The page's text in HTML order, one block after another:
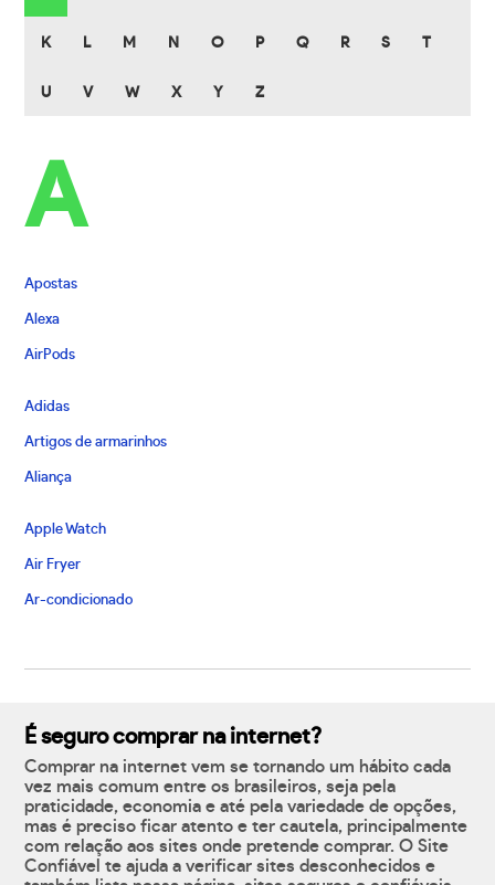
K L M N O P Q R S T
U V W X Y Z
A
Apostas
Alexa
AirPods
Adidas
Artigos de armarinhos
Aliança
Apple Watch
Air Fryer
Ar-condicionado
É seguro comprar na internet?
Comprar na internet vem se tornando um hábito cada
vez mais comum entre os brasileiros, seja pela
praticidade, economia e até pela variedade de opções,
mas é preciso ficar atento e ter cautela, principalmente
com relação aos sites onde pretende comprar. O Site
Confiável te ajuda a verificar sites desconhecidos e